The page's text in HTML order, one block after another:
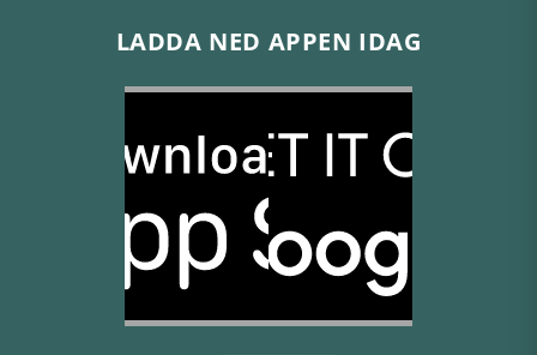
LADDA NED APPEN IDAG